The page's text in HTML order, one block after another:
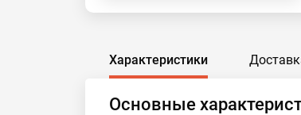
Характеристики
Основные